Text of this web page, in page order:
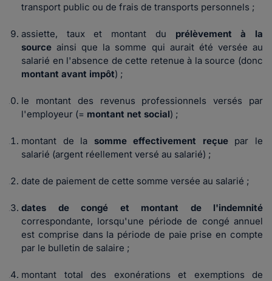
transport public ou de frais de transports personnels ;
assiette, taux et montant du prélèvement à la
source ainsi que la somme qui aurait été versée au
salarié en l'absence de cette retenue à la source (donc
montant avant impôt) ;
le montant des revenus professionnels versés par
l'employeur (= montant net social) ;
montant de la somme effectivement reçuepar le
salarié (argent réellement versé au salarié) ;
date de paiement de cette somme versée au salarié ;
dates de congé et montant de l'indemnité
correspondante, lorsqu'une période de congé annuel
est comprise dans la période de paie prise en compte
par le bulletin de salaire ;
montant total des exonérations et exemptions de